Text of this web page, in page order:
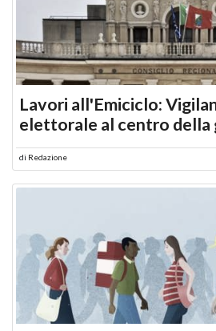
Lavori all'Emiciclo:
elettorale al centro della
di Redazione